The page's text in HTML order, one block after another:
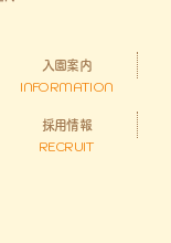
入園案内
INFORMATION
採用情報
RECRUIT